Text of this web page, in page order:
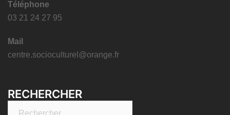
Téléphone
03 21 24 27 95
Mail
centre.socioculturel@orange.fr
RECHERCHER